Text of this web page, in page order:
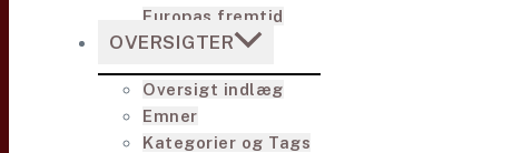
Europas fremtid
OVERSIGTER
Oversigt indlæg
Emner
Kategorier og Tags